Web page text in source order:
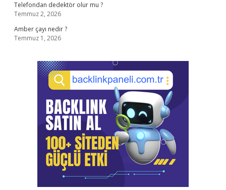
Telefondan dedektör olur mu ?
Temmuz 2, 2026
Amber çayı nedir ?
Temmuz 1, 2026